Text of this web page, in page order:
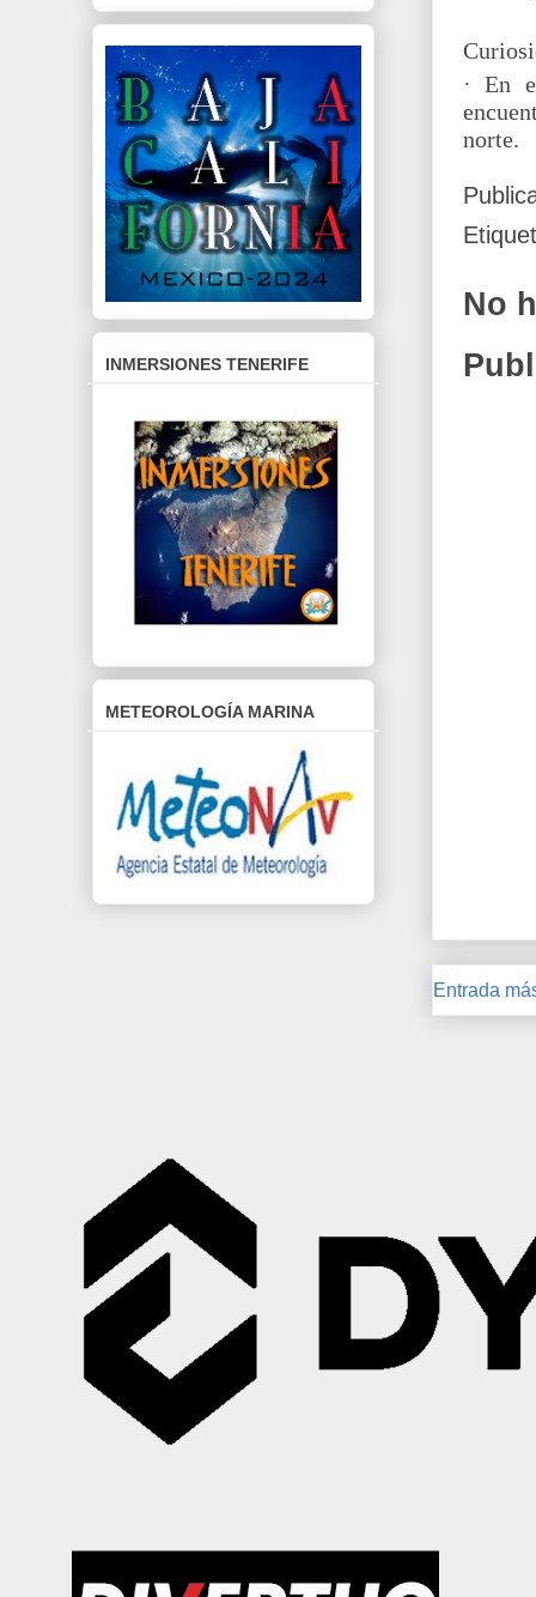
· En
norte.
No
Entrada
INMERSIONES TENERIFE
METEOROLOGÍA MARINA